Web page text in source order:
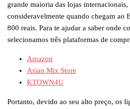
grande maioria das lojas internacionais,
consideravelmente quando chegam ao
800 reais. Para te ajudar a saber onde
selecionamos três plataformas de
Amazon
Asian Mix Store
KTOWN4U
Portanto, devido ao seu alto preço, os